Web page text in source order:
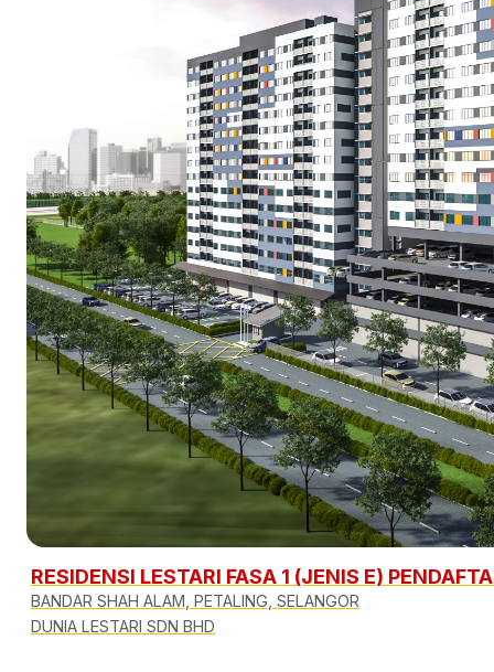
RESIDENSI LESTARI FASA 1 (JENIS E)
BANDAR SHAH ALAM, PETALING, SELANGOR
DUNIA LESTARI SDN BHD